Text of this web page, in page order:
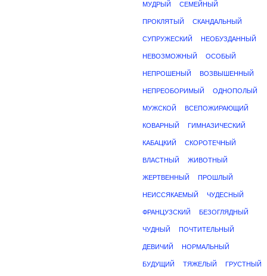
МУДРЫЙ СЕМЕЙНЫЙ
ПРОКЛЯТЫЙ СКАНДАЛЬНЫЙ
СУПРУЖЕСКИЙ НЕОБУЗДАННЫЙ
НЕВОЗМОЖНЫЙ ОСОБЫЙ
НЕПРОШЕНЫЙ ВОЗВЫШЕННЫЙ
НЕПРЕОБОРИМЫЙ ОДНОПОЛЫЙ
МУЖСКОЙ ВСЕПОЖИРАЮЩИЙ
КОВАРНЫЙ ГИМНАЗИЧЕСКИЙ
КАБАЦКИЙ СКОРОТЕЧНЫЙ
ВЛАСТНЫЙ ЖИВОТНЫЙ
ЖЕРТВЕННЫЙ ПРОШЛЫЙ
НЕИССЯКАЕМЫЙ ЧУДЕСНЫЙ
ФРАНЦУЗСКИЙ БЕЗОГЛЯДНЫЙ
ЧУДНЫЙ ПОЧТИТЕЛЬНЫЙ
ДЕВИЧИЙ НОРМАЛЬНЫЙ
БУДУЩИЙ ТЯЖЕЛЫЙ ГРУСТНЫЙ